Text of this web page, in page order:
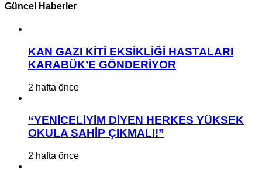
Güncel Haberler
KAN GAZI KİTİ EKSİKLİĞİ HASTALARI
KARABÜK’E GÖNDERİYOR
2 hafta önce
“YENİCELİYİM DİYEN HERKES YÜKSEK
OKULA SAHİP ÇIKMALI!”
2 hafta önce